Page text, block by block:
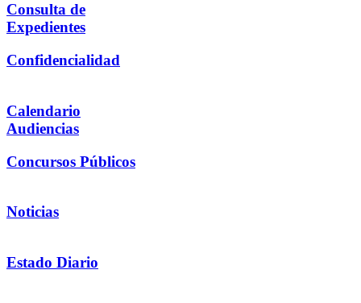
Consulta de
Expedientes
Confidencialidad
Calendario
Audiencias
Concursos Públicos
Noticias
Estado Diario